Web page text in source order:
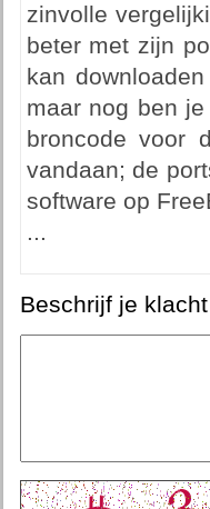
zinvolle
beter met zijn
kan
maar nog ben
broncode voor
vandaan; de
software op
...
Beschrijf je